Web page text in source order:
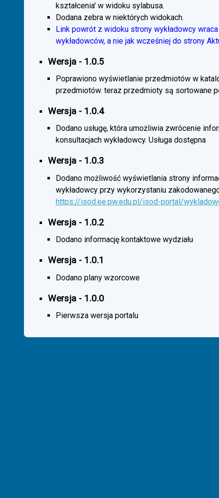
kształcenia' w widoku sylabusa.
Dodana zebra w niektórych widokach.
Link powrót z widoku strony wykładowcy
wykładowców, a nie jak wcześniej do strony
Wersja - 1.0.5
Poprawiono wyświetlanie przedmiotów w
przedmiotów. teraz przedmioty są sortowane
Wersja - 1.0.4
Dodano usługę, która umożliwia zwrócenie
konsultacjach wykładowcy. Usługa dostępna
Wersja - 1.0.3
Dodano możliwość wyświetlania strony
wykładowcy przy wykorzystaniu
https://isod.ee.pw.edu.pl/isod-portal/
Wersja - 1.0.2
Dodano informację kontaktowe wydziału
Wersja - 1.0.1
Dodano plany wzorcowe
Wersja - 1.0.0
Pierwsza wersja portalu